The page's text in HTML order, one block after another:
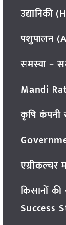
पशुपालन
समस्या –
Mandi
कृषि कंपनी
किसानों
Success